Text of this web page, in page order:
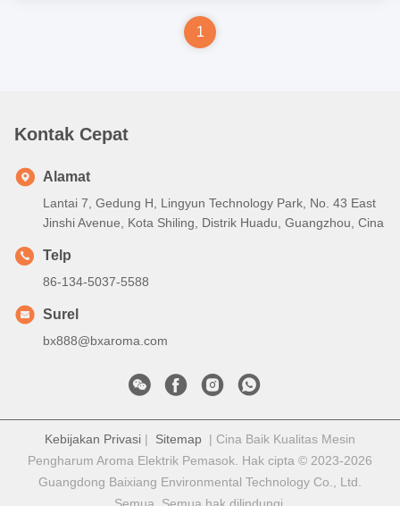
1
Kontak Cepat
Alamat
Lantai 7, Gedung H, Lingyun Technology Park, No. 43 East
Jinshi Avenue, Kota Shiling, Distrik Huadu, Guangzhou, Cina
Telp
86-134-5037-5588
Surel
bx888@bxaroma.com
Kebijakan Privasi | Sitemap | Cina Baik Kualitas Mesin
Pengharum Aroma Elektrik Pemasok. Hak cipta © 2023-2026
Guangdong Baixiang Environmental Technology Co., Ltd.